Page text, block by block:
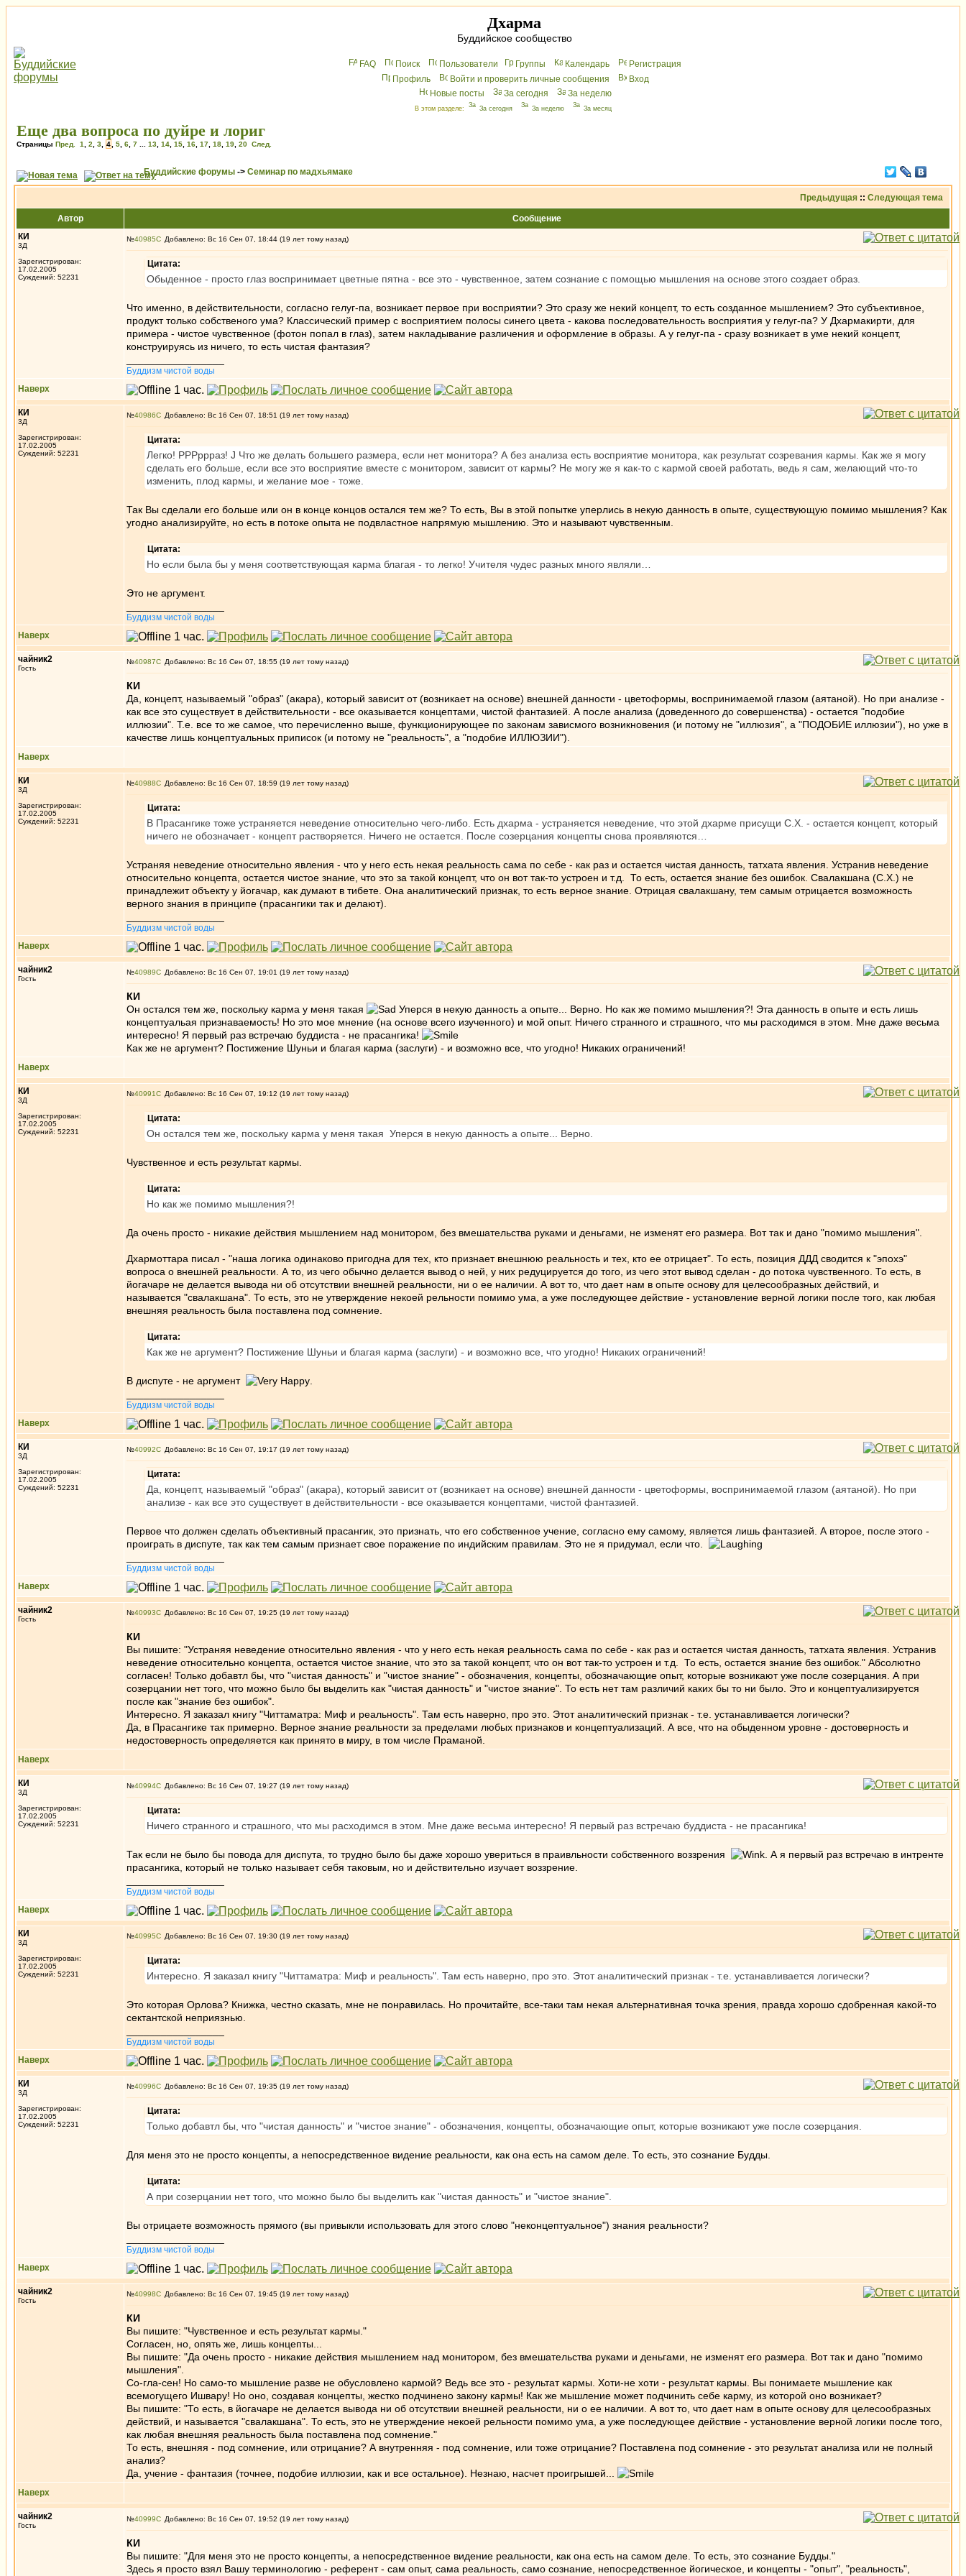
Дхарма
Буддийское сообщество
FAQ Поиск Пользователи Группы Календарь
Peгиcтрaция
Профиль
Войти и проверить личные сообщения
Вхoд
Новые посты
За сегодня За неделю
В этом разделе: За сегодня За неделю За месяц
Еще два вопроса по дуйре и лориг
Страницы Пред. 1 2 3 4 5 6 7 13 14 15 16 17 18 19 20 След.
Буддийские форумы -> Семинар по мадхьямаке
Предыдущая :: Следующая тема
Автор
Сообщение
КИ
3Д
Зарегистрирован:
17.02.2005
Суждений: 52231
№40985 Добавлено: Вс 16 Сен 07, 18:44 (19 лет тому назад)
Цитата:
Обыденное - просто глаз воспринимает цветные пятна - все это - чувственное, затем сознание с помощью мышления на основе этого создает образ.
Что именно, в действительности, согласно гелуг-па, возникает первое при восприятии? Это сразу же некий концепт, то есть созданное мышлением? Это субъективное,
продукт только собственого ума? Классический пример с восприятием полосы синего цвета - какова последовательность восприятия у гелуг-па? У Дхармакирти, для
примера - чистое чувственное (фотон попал в глаз), затем накладывание различения и оформление в образы. А у гелуг-па - сразу возникает в уме некий концепт,
конструируясь из ничего, то есть чистая фантазия?
Буддизм чистой воды
Наверх
КИ
3Д
Зарегистрирован:
17.02.2005
Суждений: 52231
№40986 Добавлено: Вс 16 Сен 07, 18:51 (19 лет тому назад)
Цитата:
Легко! РРРррраз! J Что же делать большего размера, если нет монитора? А без анализа есть восприятие монитора, как результат созревания кармы. Как же я могу
сделать его больше, если все это восприятие вместе с монитором, зависит от кармы? Не могу же я как-то с кармой своей работать, ведь я сам, желающий что-то
изменить, плод кармы, и желание мое - тоже.
Так Вы сделали его больше или он в конце концов остался тем же? То есть, Вы в этой попытке уперлись в некую данность в опыте, существующую помимо мышления? Как
угодно анализируйте, но есть в потоке опыта не подвластное напрямую мышлению. Это и называют чувственным.
Цитата:
Но если была бы у меня соответствующая карма благая - то легко! Учителя чудес разных много являли…
Это не аргумент.
Буддизм чистой воды
Наверх
чайник2
Гость
№40987 Добавлено: Вс 16 Сен 07, 18:55 (19 лет тому назад)
КИ
Да, концепт, называемый "образ" (акара), который зависит от (возникает на основе) внешней данности - цветоформы, воспринимаемой глазом (аятаной). Но при анализе -
как все это существует в действительности - все оказывается концептами, чистой фантазией. А после анализа (доведенного до совершенства) - остается "подобие
иллюзии". Т.е. все то же самое, что перечисленно выше, функционирующее по законам зависмого возникновения (и потому не "иллюзия", а "ПОДОБИЕ иллюзии"), но уже в
качестве лишь концептуальных приписок (и потому не "реальность", а "подобие ИЛЛЮЗИИ").
Наверх
КИ
3Д
Зарегистрирован:
17.02.2005
Суждений: 52231
№40988 Добавлено: Вс 16 Сен 07, 18:59 (19 лет тому назад)
Цитата:
В Прасангике тоже устраняется неведение относительно чего-либо. Есть дхарма - устраняется неведение, что этой дхарме присущи С.Х. - остается концепт, который
ничего не обозначает - концепт растворяется. Ничего не остается. После созерцания концепты снова проявляются…
Устраняя неведение относительно явления - что у него есть некая реальность сама по себе - как раз и остается чистая данность, татхата явления. Устранив неведение
относительно концепта, остается чистое знание, что это за такой концепт, что он вот так-то устроен и т.д. То есть, остается знание без ошибок. Свалакшана (С.Х.) не
принадлежит объекту у йогачар, как думают в тибете. Она аналитический признак, то есть верное знание. Отрицая свалакшану, тем самым отрицается возможность
верного знания в принципе (прасангики так и делают).
Буддизм чистой воды
Наверх
чайник2
Гость
№40989 Добавлено: Вс 16 Сен 07, 19:01 (19 лет тому назад)
КИ
Он остался тем же, поскольку карма у меня такая
Уперся в некую данность а опыте... Верно. Но как же помимо мышления?! Эта данность в опыте и есть лишь
концептуальая признаваемость! Но это мое мнение (на основе всего изученного) и мой опыт. Ничего странного и страшного, что мы расходимся в этом. Мне даже весьма
интересно! Я первый раз встречаю буддиста - не прасангика!
Как же не аргумент? Постижение Шуньи и благая карма (заслуги) - и возможно все, что угодно! Никаких ограничений!
Наверх
КИ
3Д
Зарегистрирован:
17.02.2005
Суждений: 52231
№40991 Добавлено: Вс 16 Сен 07, 19:12 (19 лет тому назад)
Цитата:
Он остался тем же, поскольку карма у меня такая Уперся в некую данность а опыте... Верно.
Чувственное и есть результат кармы.
Цитата:
Но как же помимо мышления?!
Да очень просто - никакие действия мышлением над монитором, без вмешательства руками и деньгами, не изменят его размера. Вот так и дано "помимо мышления".
Дхармоттара писал - "наша логика одинаково пригодна для тех, кто признает внешнюю реальность и тех, кто ее отрицает". То есть, позиция ДДД сводится к "эпохэ"
вопроса о внешней реальности. А то, из чего обычно делается вывод о ней, у них редуцируется до того, из чего этот вывод сделан - до потока чувственного. То есть, в
йогачаре не делается вывода ни об отсутствии внешней реальности, ни о ее наличии. А вот то, что дает нам в опыте основу для целесообразных действий, и
называется "свалакшана". То есть, это не утверждение некоей рельности помимо ума, а уже последующее действие - установление верной логики после того, как любая
внешняя реальность была поставлена под сомнение.
Цитата:
Как же не аргумент? Постижение Шуньи и благая карма (заслуги) - и возможно все, что угодно! Никаких ограничений!
В диспуте - не аргумент
Буддизм чистой воды
Наверх
КИ
3Д
Зарегистрирован:
17.02.2005
Суждений: 52231
№40992 Добавлено: Вс 16 Сен 07, 19:17 (19 лет тому назад)
Цитата:
Да, концепт, называемый "образ" (акара), который зависит от (возникает на основе) внешней данности - цветоформы, воспринимаемой глазом (аятаной). Но при
анализе - как все это существует в действительности - все оказывается концептами, чистой фантазией.
Первое что должен сделать объективный прасангик, это признать, что его собственное учение, согласно ему самому, является лишь фантазией. А второе, после этого -
проиграть в диспуте, так как тем самым признает свое поражение по индийским правилам. Это не я придумал, если что.
Буддизм чистой воды
Наверх
чайник2
Гость
№40993 Добавлено: Вс 16 Сен 07, 19:25 (19 лет тому назад)
КИ
Вы пишите: "Устраняя неведение относительно явления - что у него есть некая реальность сама по себе - как раз и остается чистая данность, татхата явления. Устранив
неведение относительно концепта, остается чистое знание, что это за такой концепт, что он вот так-то устроен и т.д. То есть, остается знание без ошибок." Абсолютно
согласен! Только добавтл бы, что "чистая данность" и "чистое знание" - обозначения, концепты, обозначающие опыт, которые возникают уже после созерцания. А при
созерцании нет того, что можно было бы выделить как "чистая данность" и "чистое знание". То есть нет там различий каких бы то ни было. Это и концептуализируется
после как "знание без ошибок".
Интересно. Я заказал книгу "Читтаматра: Миф и реальность". Там есть наверно, про это. Этот аналитический признак - т.е. устанавливается логически?
Да, в Прасангике так примерно. Верное знание реальности за пределами любых признаков и концептуализаций. А все, что на обыденном уровне - достоверность и
недостоверность определяется как принято в миру, в том числе Праманой.
Наверх
КИ
3Д
Зарегистрирован:
17.02.2005
Суждений: 52231
№40994 Добавлено: Вс 16 Сен 07, 19:27 (19 лет тому назад)
Цитата:
Ничего странного и страшного, что мы расходимся в этом. Мне даже весьма интересно! Я первый раз встречаю буддиста - не прасангика!
Так если не было бы повода для диспута, то трудно было бы даже хорошо увериться в праивльности собственного воззрения
. А я первый раз встречаю в интренте
прасангика, который не только называет себя таковым, но и действительно изучает воззрение.
Буддизм чистой воды
Наверх
КИ
3Д
Зарегистрирован:
17.02.2005
Суждений: 52231
№40995 Добавлено: Вс 16 Сен 07, 19:30 (19 лет тому назад)
Цитата:
Интересно. Я заказал книгу "Читтаматра: Миф и реальность". Там есть наверно, про это. Этот аналитический признак - т.е. устанавливается логически?
Это которая Орлова? Книжка, честно сказать, мне не понравилась. Но прочитайте, все-таки там некая альтернативная точка зрения, правда хорошо сдобренная какой-то
сектантской неприязнью.
Буддизм чистой воды
Наверх
КИ
3Д
Зарегистрирован:
17.02.2005
Суждений: 52231
№40996 Добавлено: Вс 16 Сен 07, 19:35 (19 лет тому назад)
Цитата:
Только добавтл бы, что "чистая данность" и "чистое знание" - обозначения, концепты, обозначающие опыт, которые возникают уже после созерцания.
Для меня это не просто концепты, а непосредственное видение реальности, как она есть на самом деле. То есть, это сознание Будды.
Цитата:
А при созерцании нет того, что можно было бы выделить как "чистая данность" и "чистое знание".
Вы отрицаете возможность прямого (вы привыкли использовать для этого слово "неконцептуальное") знания реальности?
Буддизм чистой воды
Наверх
чайник2
Гость
№40998 Добавлено: Вс 16 Сен 07, 19:45 (19 лет тому назад)
КИ
Вы пишите: "Чувственное и есть результат кармы."
Согласен, но, опять же, лишь концепты...
Вы пишите: "Да очень просто - никакие действия мышлением над монитором, без вмешательства руками и деньгами, не изменят его размера. Вот так и дано "помимо
мышления".
Со-гла-сен! Но само-то мышление разве не обусловлено кармой? Ведь все это - результат кармы. Хоти-не хоти - результат кармы. Вы понимаете мышление как
всемогущего Ишвару! Но оно, создавая концепты, жестко подчинено закону кармы! Как же мышление может подчинить себе карму, из которой оно возникает?
Вы пишите: "То есть, в йогачаре не делается вывода ни об отсутствии внешней реальности, ни о ее наличии. А вот то, что дает нам в опыте основу для целесообразных
действий, и называется "свалакшана". То есть, это не утверждение некоей рельности помимо ума, а уже последующее действие - установление верной логики после того,
как любая внешняя реальность была поставлена под сомнение."
То есть, внешняя - под сомнение, или отрицание? А внутренняя - под сомнение, или тоже отрицание? Поставлена под сомнение - это результат анализа или не полный
анализ?
Да, учение - фантазия (точнее, подобие иллюзии, как и все остальное). Незнаю, насчет проигрышей...
Наверх
чайник2
Гость
№40999 Добавлено: Вс 16 Сен 07, 19:52 (19 лет тому назад)
КИ
Вы пишите: "Для меня это не просто концепты, а непосредственное видение реальности, как она есть на самом деле. То есть, это сознание Будды."
Здесь я просто взял Вашу терминологию - референт - сам опыт, сама реальность, само сознание, непосредственное йогическое, и концепты - "опыт", "реальность",